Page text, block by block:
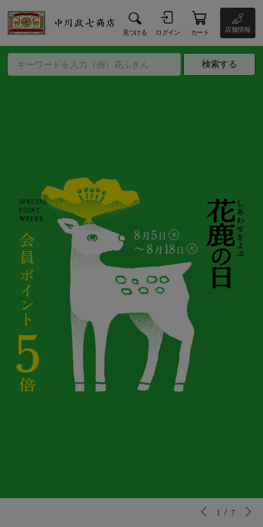
見つける ログイン カート 店舗情報
検索する
1 / 7